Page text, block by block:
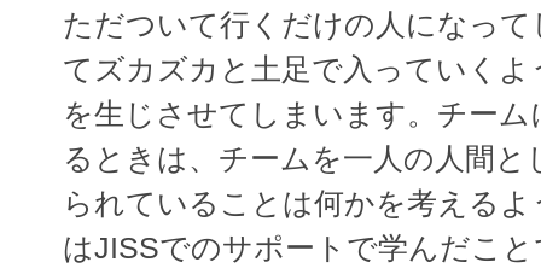
ただついて行くだけの人になっ
てズカズカと土足で入っていく
を生じさせてしまいます。チー
るときは、チームを一人の人間
られていることは何かを考える
はJISSでのサポートで学んだこ